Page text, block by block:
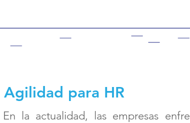
Agilidad para HR
En la actualidad, las empresas